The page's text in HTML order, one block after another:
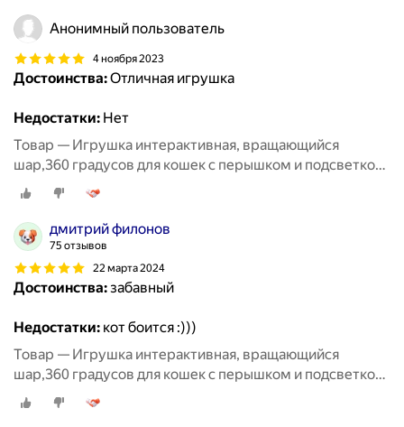
Анонимный пользователь
4 ноября 2023
Достоинства:Отличная игрушка
Недостатки: Нет
Товар — Игрушка интерактивная, вращающийся
шар,360 градусов для кошек с перышком и подсветкой,
8,5 см, фиолетовый
дмитрий филонов
75 отзывов
22 марта 2024
Достоинства:забавный
Недостатки: кот боится :)))
Товар — Игрушка интерактивная, вращающийся
шар,360 градусов для кошек с перышком и подсветкой,
8,5 см, фиолетовый